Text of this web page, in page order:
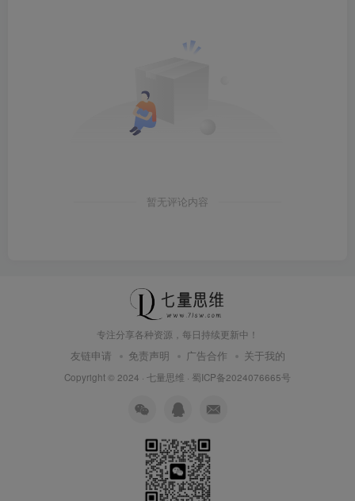
暂无评论内容
专注分享各种资源，每日持续更新中！
友链申请 免责声明 广告合作 关于我的
Copyright © 2024 · 七量思维 · 蜀ICP备2024076665号